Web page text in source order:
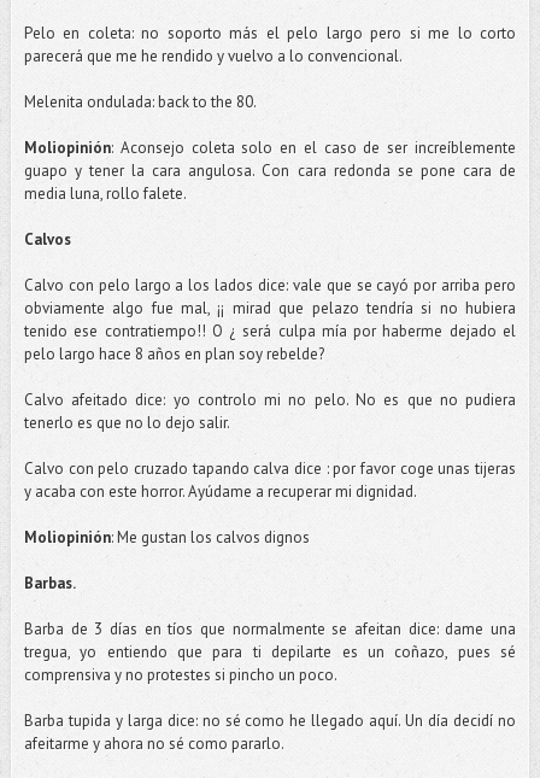
Pelo en coleta: no soporto más el pelo largo pero si me lo corto
parecerá que me he rendido y vuelvo a lo convencional.
Melenita ondulada:backto the 80.
Moliopinión: Aconsejo coleta solo en el caso de serincreíblemente
guapo y tener la cara angulosa. Con cara redonda se pone cara de
media luna, rollofalete.
Calvos
Calvo con pelo largo a los lados dice: vale que se cayó por arriba pero
obviamente algo fue mal, ¡¡ mirad que pelazo tendría si no hubiera
tenido ese contratiempo!! O ¿ será culpa mía por haberme dejado el
pelo largo hace 8 años en plan soy rebelde?
Calvo afeitado dice: yo controlo mi no pelo. No es que no pudiera
tenerlo es que no lo dejo salir.
Calvo con pelo cruzado tapando calva dice : por favor coge unas tijeras
y acaba con este horror.Ayúdame a recuperar mi dignidad.
Moliopinión: Me gustan los calvos dignos
Barbas.
Barba de 3 días en tíos que normalmente se afeitan dice: dame una
tregua, yo entiendo que para ti depilarte es uncoñazo, pues sé
comprensiva y no protestes si pincho un poco.
Barba tupida y larga dice: no sé como he llegado aquí. Un día decidí no
afeitarme y ahora no sé como pararlo.